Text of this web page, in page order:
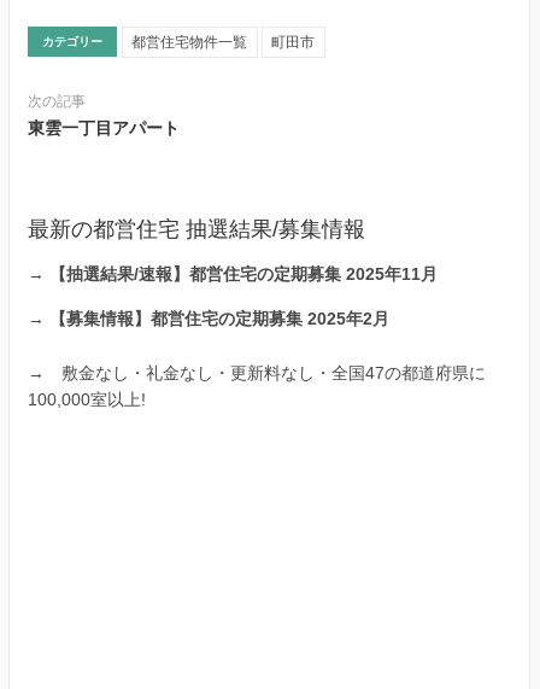
カテゴリー 都営住宅物件一覧 町田市
次の記事
東雲一丁目アパート
最新の都営住宅 抽選結果/募集情報
→ 【抽選結果/速報】都営住宅の定期募集 2025年11月
→ 【募集情報】都営住宅の定期募集 2025年2月
→ 敷金なし・礼金なし・更新料なし・全国47の都道府県に
100,000室以上!